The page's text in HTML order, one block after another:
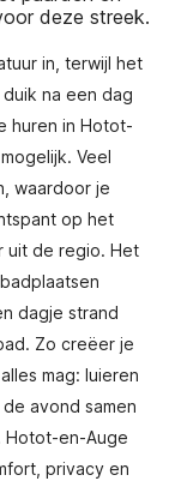
deze streek.
in, terwijl het
na een dag
huren in Hotot-
Veel
waardoor je
op het
uit de regio. Het
dagje strand
Zo creëer je
mag: luieren
avond samen
Hotot-en-Auge
privacy en